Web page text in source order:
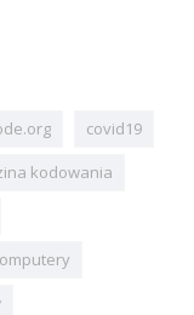
covid19
kodowania